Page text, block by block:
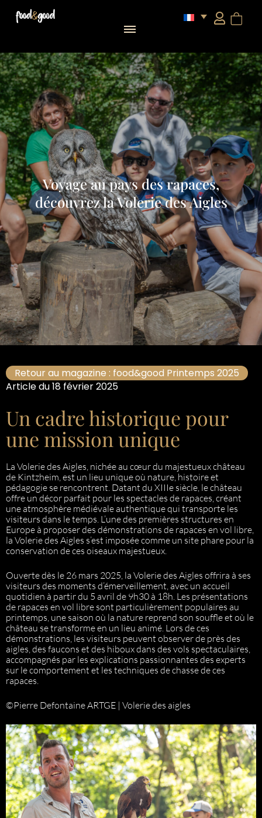
Voyage au pays des rapaces,
découvrez la Volerie des Aigles
Retour au magazine : food&good Printemps 2025
Article du 18 février 2025
Un cadre historique pour
une mission unique
La Volerie des Aigles, nichée au cœur du majestueux château
de Kintzheim, est un lieu unique où nature, histoire et
pédagogie se rencontrent. Datant du XIIIe siècle, le château
offre un décor parfait pour les spectacles de rapaces, créant
une atmosphère médiévale authentique qui transporte les
visiteurs dans le temps. L’une des premières structures en
Europe à proposer des démonstrations de rapaces en vol libre,
la Volerie des Aigles s’est imposée comme un site phare pour la
conservation de ces oiseaux majestueux.
Ouverte dès le 26 mars 2025, la Volerie des Aigles offrira à ses
visiteurs des moments d’émerveillement, avec un accueil
quotidien à partir du 5 avril de 9h30 à 18h. Les présentations
de rapaces en vol libre sont particulièrement populaires au
printemps, une saison où la nature reprend son souffle et où le
château se transforme en un lieu animé. Lors de ces
démonstrations, les visiteurs peuvent observer de près des
aigles, des faucons et des hiboux dans des vols spectaculaires,
accompagnés par les explications passionnantes des experts
sur le comportement et les techniques de chasse de ces
rapaces.
©Pierre Defontaine ARTGE | Volerie des aigles